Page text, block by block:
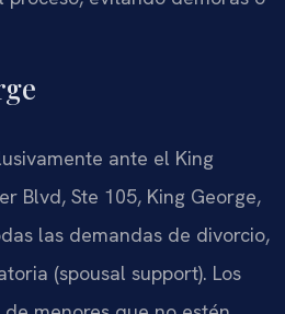
ante el King
Blvd, Ste 105, King George,
las demandas de divorcio,
(spousal support). Los